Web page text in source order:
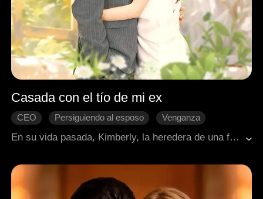
Casada con el tío de mi ex
CEO Persiguiendo al esposo
Venganza
En su vida pasada, Kimberly, la heredera de una familia adinerada, depositó su confianza en personas equivocadas: su novio y su hermana, y murió en un incendio. Ahora, en su reencarnación, Kimberly estaba decidida a vengarse de su engañoso novio y su hermana, y al mismo tiempo salvaguardar a la persona que se había arrojado a las llamas para rescatarla en su vida anterior.